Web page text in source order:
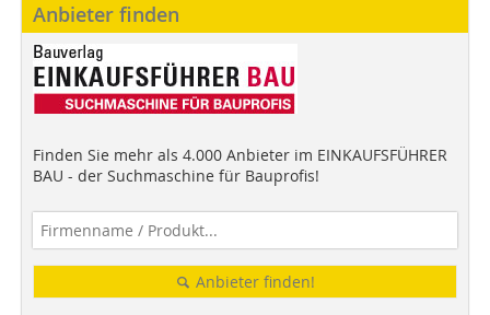
Anbieter finden
Finden Sie mehr als 4.000 Anbieter im EINKAUFSFÜHRER
BAU - der Suchmaschine für Bauprofis!
Anbieter finden!